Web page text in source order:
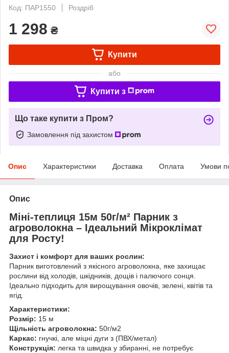
Код: ПАР1550
Роздріб
1 298 ₴
Купити
або
Купити з
Що таке купити з Пром?
Замовлення під захистом
Опис Характеристики Доставка Оплата Умови
Опис
Міні-теплиця 15м 50г/м² Парник з
агроволокна – Ідеальний Мікроклімат
для Росту!
Захист і комфорт для ваших рослин:
Парник виготовлений з якісного агроволокна, яке захищає
рослини від холодів, шкідників, дощів і палючого сонця.
Ідеально підходить для вирощування овочів, зелені, квітів та
ягід.
Характеристики:
Розмір: 15 м
Щільність агроволокна: 50г/м2
Каркас: гнучкі, але міцні дуги з (ПВХ/метал)
Конструкція: легка та швидка у збиранні, не потребує